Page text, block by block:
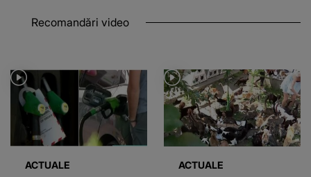
Recomandări video
ACTUALE ACTUALE